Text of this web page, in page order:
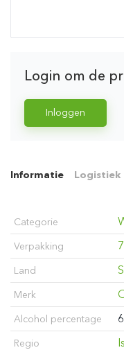
Login om de
Inloggen
Informatie Logistiek
Categorie
Verpakking
Land
Merk
Alcohol percentage
Regio